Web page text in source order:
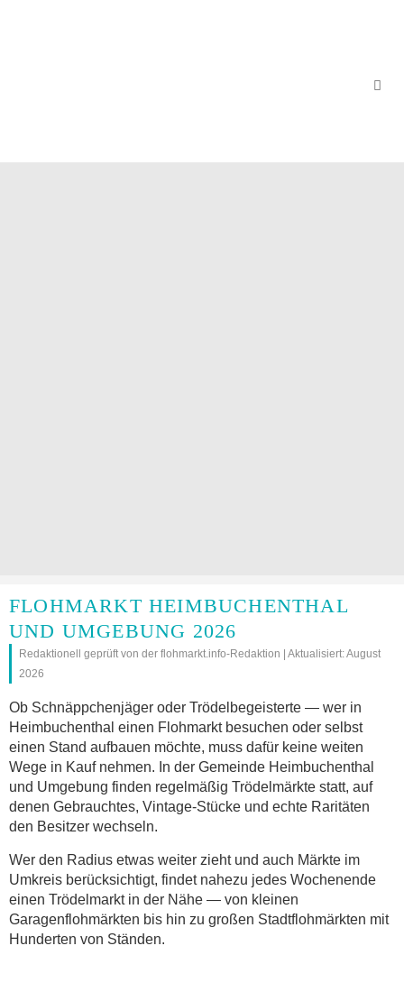
FLOHMARKT HEIMBUCHENTHAL
UND UMGEBUNG 2026
Redaktionell geprüft von der flohmarkt.info-Redaktion | Aktualisiert: August
2026
Ob Schnäppchenjäger oder Trödelbegeisterte — wer in
Heimbuchenthal einen Flohmarkt besuchen oder selbst
einen Stand aufbauen möchte, muss dafür keine weiten
Wege in Kauf nehmen. In der Gemeinde Heimbuchenthal
und Umgebung finden regelmäßig Trödelmärkte statt, auf
denen Gebrauchtes, Vintage-Stücke und echte Raritäten
den Besitzer wechseln.
Wer den Radius etwas weiter zieht und auch Märkte im
Umkreis berücksichtigt, findet nahezu jedes Wochenende
einen Trödelmarkt in der Nähe — von kleinen
Garagenflohmärkten bis hin zu großen Stadtflohmärkten mit
Hunderten von Ständen.